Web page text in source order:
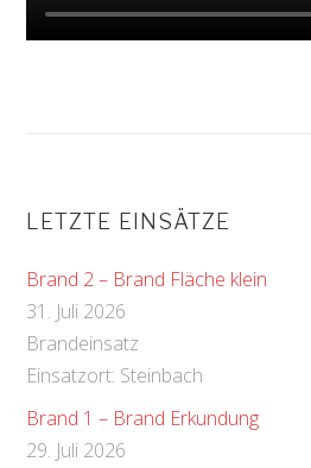
LETZTE EINSÄTZE
Brand 2 – Brand Fläche klein
31. Juli 2026
Brandeinsatz
Einsatzort: Steinbach
Brand 1 – Brand Erkundung
29. Juli 2026